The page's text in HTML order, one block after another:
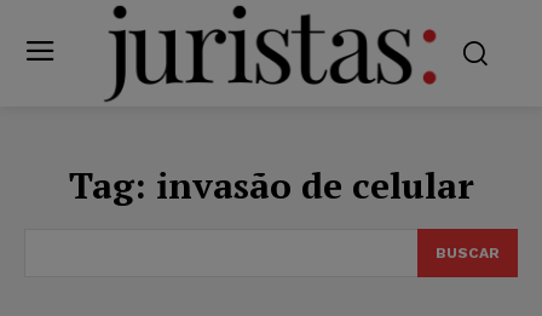
Tag: invasão de celular
BUSCAR